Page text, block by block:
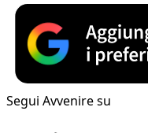
Segui Avvenire su